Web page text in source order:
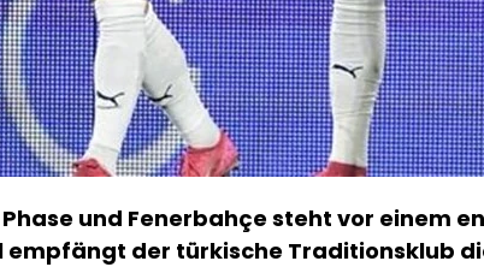
Phase und Fenerbahçe steht vor einem
der türkische Traditionsklub